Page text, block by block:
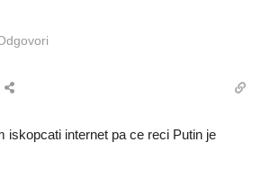
iskopcati internet pa ce reci Putin je